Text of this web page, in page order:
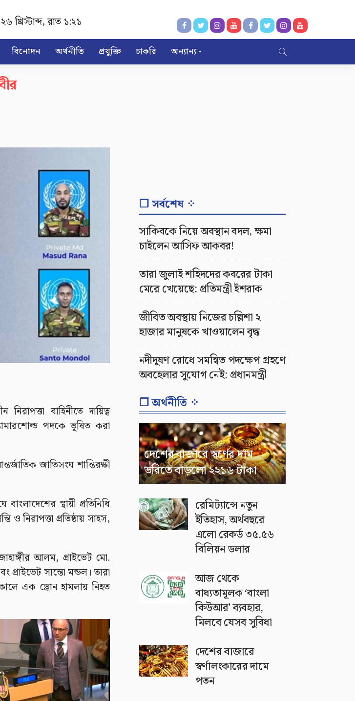
খ্রিস্টাব্দ,রাত ১:২১
বিনোদন অর্থনীতি প্রযুক্তি চাকরি অন্যান্য
বাহিনীতে দায়িত্ব
পদকে ভূষিত করা
জাতিসংঘ শান্তিরক্ষী
স্থায়ী প্রতিনিধি
ও নিরাপত্তা প্রতিষ্ঠায় সাহস,
আলম, প্রাইভেট মো.
সান্তো মন্ডল। তারা
এক ড্রোন হামলায় নিহত
❐ সর্বশেষ ⁘
সাকিবকে নিয়ে অবস্থান বদল, ক্ষমা
চাইলেন আসিফ আকবর!
তারা জুলাই শহিদদের কবরের টাকা
মেরে খেয়েছে: প্রতিমন্ত্রী ইশরাক
জীবিত অবস্থায় নিজের চল্লিশা ২
হাজার মানুষকে খাওয়ালেন বৃদ্ধ
নদীদূষণ রোধে সমন্বিত পদক্ষেপ গ্রহণে
অবহেলার সুযোগ নেই: প্রধানমন্ত্রী
❐ অর্থনীতি ⁘
দেশের বাজারে স্বর্ণের দাম
ভরিতে বাড়লো ২২১৬ টাকা
রেমিট্যান্সে নতুন
ইতিহাস, অর্থবছরে
এলো রেকর্ড ৩৫.৫৬
বিলিয়ন ডলার
আজ থেকে
বাধ্যতামূলক ‘বাংলা
কিউআর’ ব্যবহার,
মিলবে যেসব সুবিধা
দেশের বাজারে
স্বর্ণালংকারের দামে
পতন